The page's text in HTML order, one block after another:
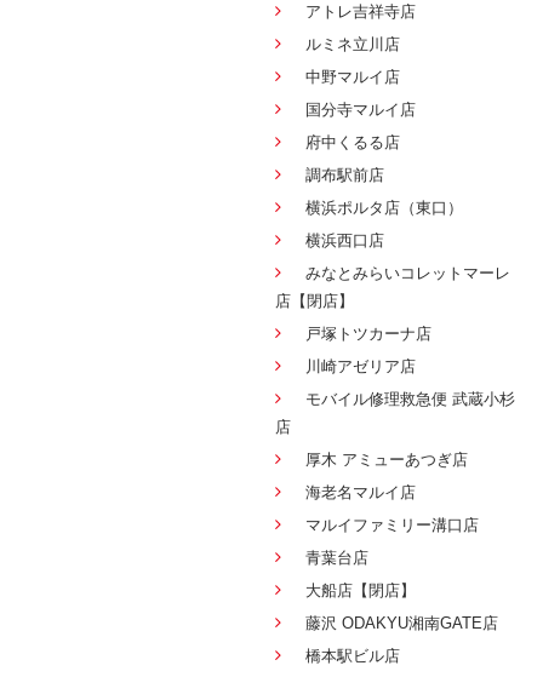
アトレ吉祥寺店
ルミネ立川店
中野マルイ店
国分寺マルイ店
府中くるる店
調布駅前店
横浜ポルタ店（東口）
横浜西口店
みなとみらいコレットマーレ
店【閉店】
戸塚トツカーナ店
川崎アゼリア店
モバイル修理救急便 武蔵小杉
店
厚木 アミューあつぎ店
海老名マルイ店
マルイファミリー溝口店
青葉台店
大船店【閉店】
藤沢 ODAKYU湘南GATE店
橋本駅ビル店